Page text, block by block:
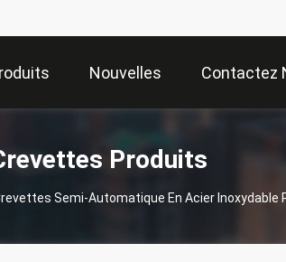
Nouvelles Contactez
Produits
Semi-Automatique En Acier Inoxydable